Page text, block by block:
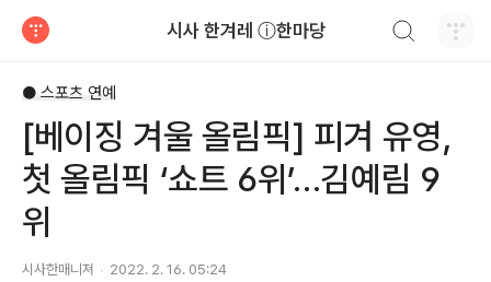
시사 한겨레 ⓘ한마당
● 스포츠 연예
[베이징 겨울 올림픽] 피겨 유영,
첫 올림픽 ‘쇼트 6위’…김예림 9
위
시사한매니져 2022. 2. 16. 05:24